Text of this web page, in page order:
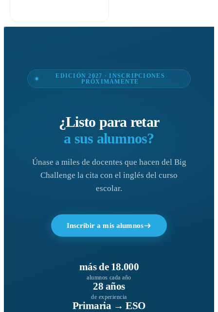
EDICIÓN 2027 · INSCRIPCIONES
PRÓXIMAMENTE
¿Listo para retar
a sus alumnos?
Únase a miles de docentes que hacen del Big
Challenge la cita con el inglés del curso
escolar.
Inscribir a mis alumnos
más de 18.000
alumnos cada año
28 años
de experiencia
Primaria → ESO